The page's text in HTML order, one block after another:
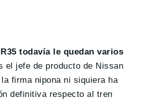
todavía le quedan varios
el jefe de producto de Nissan
firma nipona ni siquiera ha
definitiva respecto al tren